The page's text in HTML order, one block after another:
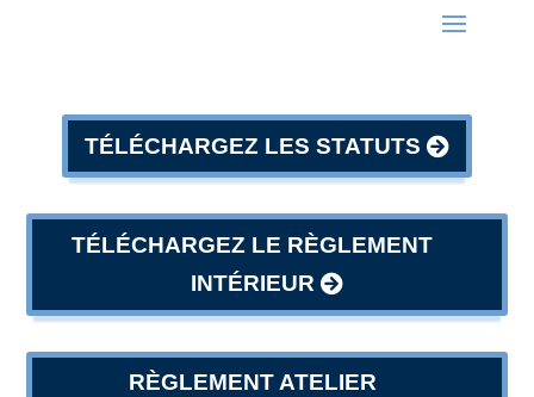
TÉLÉCHARGEZ LES STATUTS
TÉLÉCHARGEZ LE RÈGLEMENT
INTÉRIEUR
RÈGLEMENT ATELIER